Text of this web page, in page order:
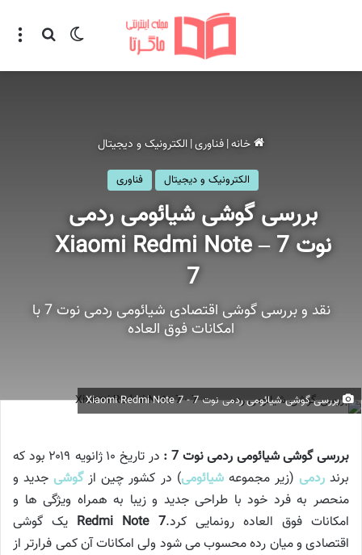
تغییر پوسته
خانه|فناوری|الکترونیک و دیجیتال
الکترونیک و دیجیتال فناوری
بررسی گوشی شیائومی ردمی
نوت 7 – Xiaomi Redmi Note
7
نقد و بررسی گوشی اقتصادی شیائومی ردمی نوت 7 با
امکانات فوق العاده
بررسی گوشی شیائومی ردمی نوت 7 - Xiaomi Redmi Note 7
بررسی گوشی شیائومی ردمی نوت 7 :
در تاریخ ۱۰ ژانویه ۲۰۱۹ بود که
برندردمی (زیر مجموعهشیائومی) در کشور چین ازگوشی جدید و
منحصر به فرد خود با طراحی جدید و زیبا به همراه ویژگی ها و
امکانات فوق العاده رونمایی کرد.Redmi Note 7 یک گوشی
اقتصادی و میان رده محسوب می شود ولی امکانات آن کمی فرارتر از